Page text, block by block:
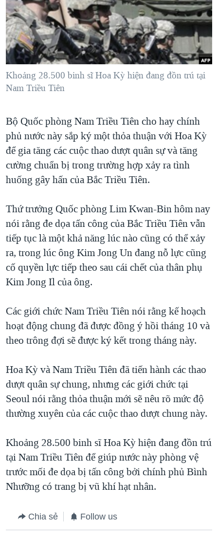
"Tìm"NGƯỜI VIỆT HẢI NGOẠI
ĐỜI SỐNG
KINH TẾ
KHOA HỌC
SỨC KHOẺ
THỂ THAO
GIÁO DỤC
TẠI
HÀNH TRÌNH BẦU CỬ 2024
MỘT NĂM CHIẾN TRANH TẠI DẢI GAZA
GIẢI MÃ VÀNH ĐAI & CON ĐƯỜNG
NGÀY TỊ NẠN THẾ GIỚI
TRỊNH VĨNH BÌNH - NGƯỜI HẠ 'BÊN THẮNG CUỘC'
CHI PHÍ CHIẾN TRANH AFGHANISTAN
CÁC GIÁ TRỊ CỘNG HÒA Ở VIỆT NAM
THƯỢNG ĐỈNH TRUMP-KIM TẠI VIỆT NAM
TRỊNH VĨNH BÌNH VS. CHÍNH PHỦ VIỆT NAM
BÊN KIA QUỐC LỘ: TIẾNG VỌNG TỪ NÔNG THÔN MỸ
QUAN HỆ VIỆT MỸ
VIDEO
NGHE
MẠNG XÃ HỘI
Khoảng 28.500 binh sĩ Hoa Kỳ hiện đang đồn trú tại
Nam Triều Tiên
Bộ Quốc phòng Nam Triều Tiên cho hay chính
phủ nước này sắp ký một thỏa thuận với Hoa Kỳ
để gia tăng các cuộc thao dượt quân sự và tăng
cường chuẩn bị trong trường hợp xảy ra tình
huống gây hấn của Bắc Triều Tiên.
Thứ trưởng Quốc phòng Lim Kwan-Bin hôm nay
nói rằng đe dọa tấn công của Bắc Triều Tiên vẫn
tiếp tục là một khả năng lúc nào cũng có thể xảy
ra, trong lúc ông Kim Jong Un đang nỗ lực cũng
cố quyền lực tiếp theo sau cái chết của thân phụ
Kim Jong Il của ông.
Các giới chức Nam Triều Tiên nói rằng kế hoạch
hoạt động chung đã được đồng ý hồi tháng 10 và
theo trông đợi sẽ được ký kết trong tháng này.
Hoa Kỳ và Nam Triều Tiên đã tiến hành các thao
dượt quân sự chung, nhưng các giới chức tại
Seoul nói rằng thỏa thuận mới sẽ nêu rõ mức độ
thường xuyên của các cuộc thao dượt chung này.
Khoảng 28.500 binh sĩ Hoa Kỳ hiện đang đồn trú
tại Nam Triều Tiên để giúp nước này phòng vệ
trước mối đe dọa bị tấn công bởi chính phủ Bình
Nhưỡng có trang bị vũ khí hạt nhân.
Chia sẻ Follow us